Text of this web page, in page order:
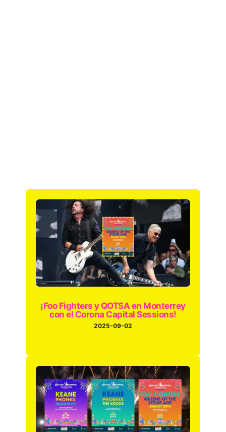
¡Foo Fighters y QOTSA en Monterrey
con el Corona Capital Sessions!
2025-09-02